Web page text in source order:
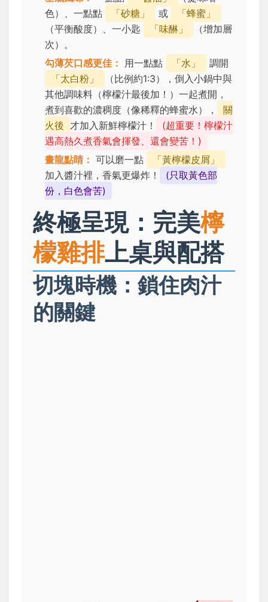
色）、一點點
「砂糖」 或
「蜂蜜」
（平衡酸度）、一小匙
「味醂」
（增加層
次）。
勾薄芡口感更佳：
用一點點 「水」
調開
「太白粉」
（比例約1:3），倒入小鍋中與
其他調味料（檸檬汁最後加！）一起煮開，
煮到喜歡的濃稠度（像稀釋的蜂蜜水），
關
火後 才加入新鮮檸檬汁！
(超重要！檸檬汁
遇高熱久煮香氣會揮發、還會變苦！)
畫龍點睛： 可以磨一點
「黃檸檬皮屑」
加入醬汁裡，香氣更爆炸！
(只取黃色部
份，白色會苦)
終極呈現：完美檸
檬雞排上桌與配搭
切塊時機：鎖住肉汁
的關鍵